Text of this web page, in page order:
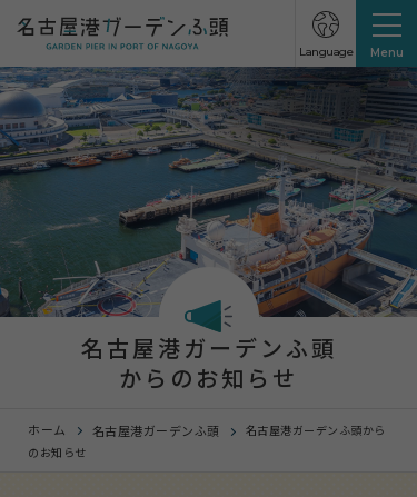
Language Menu
名古屋港ガーデンふ頭
からのお知らせ
ホーム 名古屋港ガーデンふ頭
名古屋港ガーデンふ頭から
のお知らせ